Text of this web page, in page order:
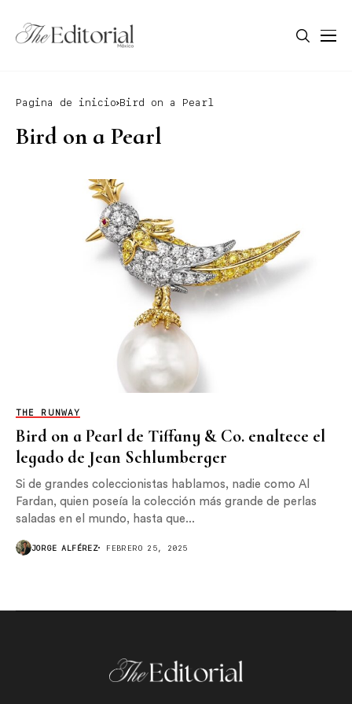
Pagina de inicio Bird on a Pearl
Bird on a Pearl
THE RUNWAY
Bird on a Pearl de Tiffany & Co. enaltece el
legado de Jean Schlumberger
Si de grandes coleccionistas hablamos, nadie como Al
Fardan, quien poseía la colección más grande de perlas
saladas en el mundo, hasta que...
JORGE ALFÉREZ FEBRERO 25, 2025